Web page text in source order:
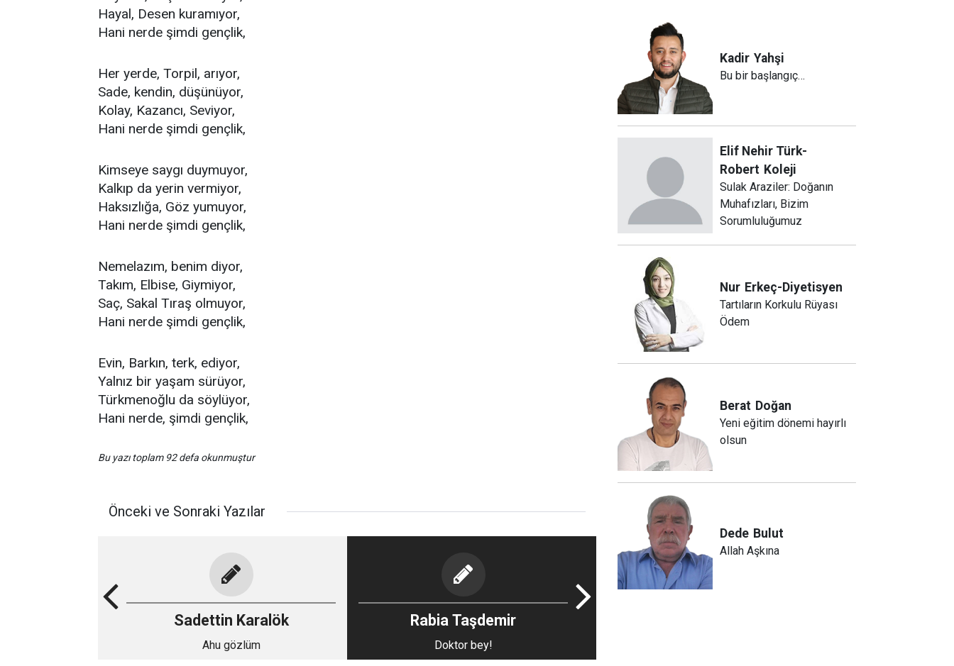
Hayal, Desen kuramıyor,
Hani nerde şimdi gençlik,
Her yerde, Torpil, arıyor,
Sade, kendin, düşünüyor,
Kolay, Kazancı, Seviyor,
Hani nerde şimdi gençlik,
Kimseye saygı duymuyor,
Kalkıp da yerin vermiyor,
Haksızlığa, Göz yumuyor,
Hani nerde şimdi gençlik,
Nemelazım, benim diyor,
Takım, Elbise, Giymiyor,
Saç, Sakal Tıraş olmuyor,
Hani nerde şimdi gençlik,
Evin, Barkın, terk, ediyor,
Yalnız bir yaşam sürüyor,
Türkmenoğlu da söylüyor,
Hani nerde, şimdi gençlik,
Bu yazı toplam 92 defa okunmuştur
Önceki ve Sonraki Yazılar
Sadettin Karalök
Ahu gözlüm
Rabia Taşdemir
Doktor bey!
Kadir Yahşi
Bu bir başlangıç…
Elif Nehir Türk-
Robert Koleji
Sulak Araziler: Doğanın
Muhafızları, Bizim
Sorumluluğumuz
Nur Erkeç-Diyetisyen
Tartıların Korkulu Rüyası
Ödem
Berat Doğan
Yeni eğitim dönemi hayırlı
olsun
Dede Bulut
Allah Aşkına